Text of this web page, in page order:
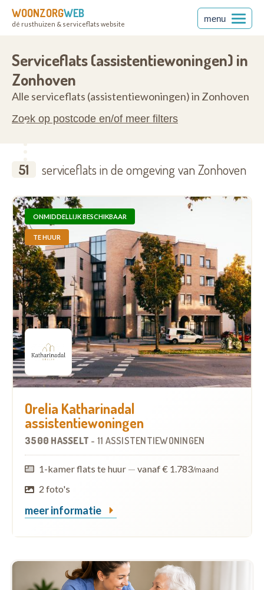
WOONZORGWEB
dé rusthuizen & serviceflats website
menu
Serviceflats (assistentiewoningen) in
Zonhoven
Alle serviceflats (assistentiewoningen) in Zonhoven
Zoek op postcode en/of meer filters
51 serviceflats in de omgeving van Zonhoven
ONMIDDELLIJK BESCHIKBAAR
TE HUUR
Orelia Katharinadal
assistentiewoningen
3500 HASSELT - 11 ASSISTENTIEWONINGEN
1-kamer flats te huur — vanaf € 1.783/maand
2 foto's
meer informatie